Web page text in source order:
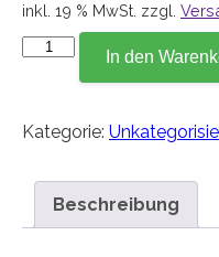
inkl. 19 % MwSt. zzgl.
Koordinate
In den
Kategorie:
Beschreibung